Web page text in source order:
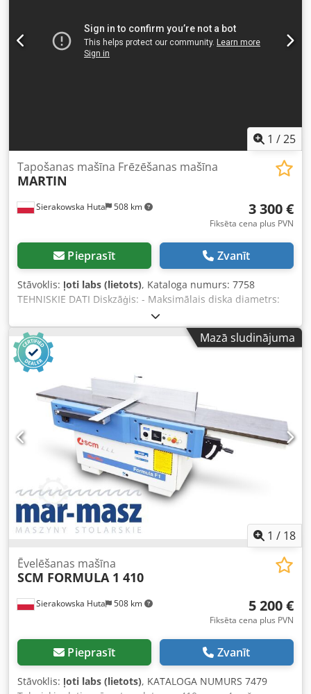
1 /25
Sierakowska Huta 508 km
Tapošanas mašīna Frēzēšanas mašīna
MARTIN
3 300 €
Fiksēta cena plus PVN
Pieprasīt Zvanīt
Stāvoklis: ļoti labs (lietots), Kataloga numurs: 7758
TEHNISKIE DATI Diskzāģis: - Maksimālais diska diametrs:
350 mm - Vārpstas diametrs: 30 mm - Vārpsta ar fiksāciju -
Diska regulācija priekšā/aizmugurē, augšā/apakšā, leņķī -
Diska aizsargs - Motors: 1,1 kW - Nosūces savienojuma
diametrs: 80 mm Frēzmašīna: - Spundēšanas vārpsta: -
Vārpstas diametrs: 40 mm - Vārpstas darba augstums: 150
mm - Vārpsta ar fiksāciju Djdpszr U H Tefx Abpsck -
Maksimālais frēzes diametrs: 350 mm - 2 griešanās ātrumi:
3000, 4500 apgr./min - Motors: aptuveni 5,5 kW - Bremze -
Sānu ratiņi – manuāla nobīde - Ratiņu izmēri
(garums/platums): 1180x600 mm - Leņķa lineāls -
Pneimatisks piespiedējmehānisms - Nosūces savienojuma
diametrs: 125 mm - Izmēri (garums/platums/augstums):
1750/2600 (sūtīšanai 1200)/1400 mm - Svars: 715 kg
PRIEKŠROCĪBAS – Ražots Vācijā – Ļoti labā stāvoklī – Lietota
tapošanas iekārta Neto cena: 13900 PLN Neto cena: 3300
EUR atbilstoši kursam 4,2 EUR (Cenas var mainīties
Mazā sludinājuma
1 / 18
Sierakowska Huta 508 km
Ēvelēšanas mašīna
SCM FORMULA 1 410
5 200 €
Fiksēta cena plus PVN
Pieprasīt Zvanīt
Stāvoklis: ļoti labs (lietots), KATALOGA NUMURS 7479